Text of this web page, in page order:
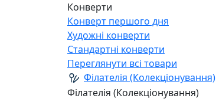
Конверти
Конверт першого дня
Художні конверти
Стандартні конверти
Переглянути всі товари
Філателія (Колекціонування)
Філателія (Колекціонування)